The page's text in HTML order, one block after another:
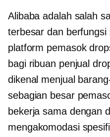
Alibaba adalah salah
terbesar dan berfungsi
platform pemasok
bagi ribuan penjual
dikenal menjual
sebagian besar
bekerja sama dengan
mengakomodasi